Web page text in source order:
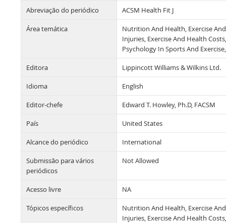
Abreviação do periódico ACSM Health Fit J
Área temática
Nutrition And Health, Exercise
Injuries, Exercise And Health
Psychology In Sports And
Editora Lippincott Williams & Wilkins Ltd.
Idioma English
Editor-chefe Edward T. Howley, Ph.D, FACSM
País United States
Alcance do periódico International
Submissão para vários
periódicos
Not Allowed
Acesso livre NA
Tópicos específicos
Nutrition And Health, Exercise
Injuries, Exercise And Health